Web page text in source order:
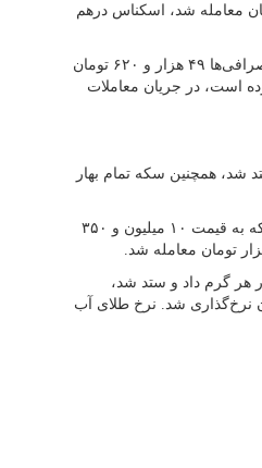
امروز در صرافی‌ها با نرخ توافقی به قیمت ۴۷ هزار و ۲۳۲ تومان معامله شد، اسکناس درهم
بررسی میدانی بازار ارز نشان می‌دهد‌،‌ دلار آزاد امروز توسط دلالان مقابل صرافی‌ها ۴۹ هزار و ۶۲۰ تومان
است، در جریان معاملات
و ۷۰۶ هزار تومان داد و ستد شد، همچنین سکه تمام بهار
نیم سکه در بازار به نرخ ۱۵ میلیون و ۳۵۰ هزار تومان داد و ستد شد، ربع سکه به قیمت ۱۰ میلیون و ۳۵۰
به قیمت ۲ میلیون و ۴۷۳ هزار تومان در هر گرم داد و ستد شد‌،
۱۸ عیار در بازار، ۱۰ میلیون و ۷۱۶ هزار تومان نرخ‌گذاری شد. نرخ طلای آب